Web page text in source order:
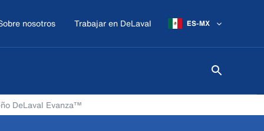
nosotros Trabajar en DeLaval ES-MX
DeLaval Evanza™